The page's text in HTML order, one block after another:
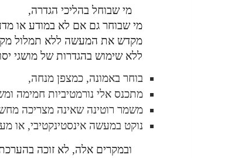
מי שבוחל בהליכי הגדרה,
מי שבוחר גם אם לא במודע או
מקדש את המעשה ללא תמלול
ללא שימוש בהגדרות של מושגי
בוחר באמונה, כמצפן מנחה,
מתכנס אלי נורמטיביות חמימה
משמר רוטינה שאינה מצריכה
נוקט במעשה אינסטינקטיבי, או
ובמקרים אלה, לא זוכה